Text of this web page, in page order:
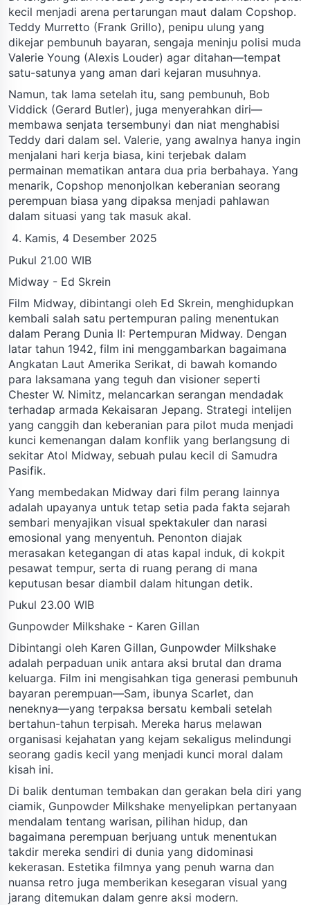
kecil menjadi arena pertarungan maut dalam Copshop.
Teddy Murretto (Frank Grillo), penipu ulung yang
dikejar pembunuh bayaran, sengaja meninju polisi muda
Valerie Young (Alexis Louder) agar ditahan—tempat
satu-satunya yang aman dari kejaran musuhnya.
Namun, tak lama setelah itu, sang pembunuh, Bob
Viddick (Gerard Butler), juga menyerahkan diri—
membawa senjata tersembunyi dan niat menghabisi
Teddy dari dalam sel. Valerie, yang awalnya hanya ingin
menjalani hari kerja biasa, kini terjebak dalam
permainan mematikan antara dua pria berbahaya. Yang
menarik, Copshop menonjolkan keberanian seorang
perempuan biasa yang dipaksa menjadi pahlawan
dalam situasi yang tak masuk akal.
Kamis, 4 Desember 2025
Pukul 21.00 WIB
Midway - Ed Skrein
Film Midway, dibintangi oleh Ed Skrein, menghidupkan
kembali salah satu pertempuran paling menentukan
dalam Perang Dunia II: Pertempuran Midway. Dengan
latar tahun 1942, film ini menggambarkan bagaimana
Angkatan Laut Amerika Serikat, di bawah komando
para laksamana yang teguh dan visioner seperti
Chester W. Nimitz, melancarkan serangan mendadak
terhadap armada Kekaisaran Jepang. Strategi intelijen
yang canggih dan keberanian para pilot muda menjadi
kunci kemenangan dalam konflik yang berlangsung di
sekitar Atol Midway, sebuah pulau kecil di Samudra
Pasifik.
Yang membedakan Midway dari film perang lainnya
adalah upayanya untuk tetap setia pada fakta sejarah
sembari menyajikan visual spektakuler dan narasi
emosional yang menyentuh. Penonton diajak
merasakan ketegangan di atas kapal induk, di kokpit
pesawat tempur, serta di ruang perang di mana
keputusan besar diambil dalam hitungan detik.
Pukul 23.00 WIB
Gunpowder Milkshake - Karen Gillan
Dibintangi oleh Karen Gillan, Gunpowder Milkshake
adalah perpaduan unik antara aksi brutal dan drama
keluarga. Film ini mengisahkan tiga generasi pembunuh
bayaran perempuan—Sam, ibunya Scarlet, dan
neneknya—yang terpaksa bersatu kembali setelah
bertahun-tahun terpisah. Mereka harus melawan
organisasi kejahatan yang kejam sekaligus melindungi
seorang gadis kecil yang menjadi kunci moral dalam
kisah ini.
Di balik dentuman tembakan dan gerakan bela diri yang
ciamik, Gunpowder Milkshake menyelipkan pertanyaan
mendalam tentang warisan, pilihan hidup, dan
bagaimana perempuan berjuang untuk menentukan
takdir mereka sendiri di dunia yang didominasi
kekerasan. Estetika filmnya yang penuh warna dan
nuansa retro juga memberikan kesegaran visual yang
jarang ditemukan dalam genre aksi modern.